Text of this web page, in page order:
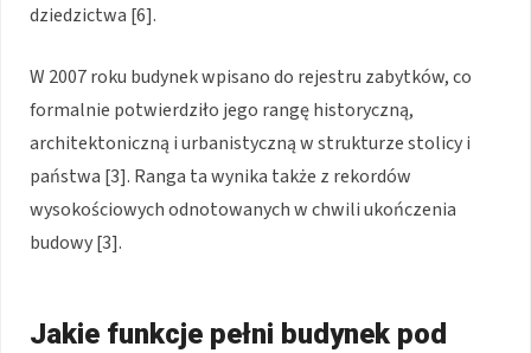
dziedzictwa [6].
W 2007 roku budynek wpisano do rejestru zabytków, co
formalnie potwierdziło jego rangę historyczną,
architektoniczną i urbanistyczną w strukturze stolicy i
państwa [3]. Ranga ta wynika także z rekordów
wysokościowych odnotowanych w chwili ukończenia
budowy [3].
Jakie funkcje pełni budynek pod